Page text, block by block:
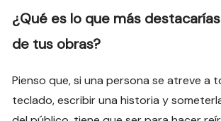
¿Qué es lo que más
de tus obras?
Pienso que, si una persona se atreve a
teclado, escribir una historia y